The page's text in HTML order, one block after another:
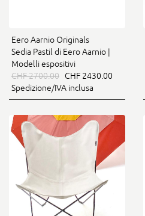
Eero Aarnio Originals
Sedia Pastil di Eero Aarnio |
Modelli espositivi
CHF 2700.00 CHF 2430.00
Spedizione/IVA inclusa